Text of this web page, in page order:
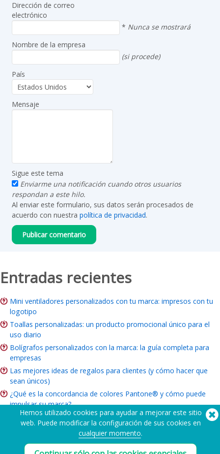
Dirección de correo
electrónico
* Nunca se mostrará
Nombre de la empresa
(si procede)
País
Mensaje
Sigue este tema
Enviarme una notificación cuando otros usuarios
respondan a este hilo.
Al enviar este formulario, sus datos serán procesados de
acuerdo con nuestra política de privacidad.
Entradas recientes
Mini ventiladores personalizados con tu marca: impresos con tu
logotipo
Toallas personalizadas: un producto promocional único para el
uso diario
Bolígrafos personalizados con la marca: la guía completa para
empresas
Las mejores ideas de regalos para clientes (y cómo hacer que
sean únicos)
¿Qué es la concordancia de colores Pantone® y cómo puede
impulsar su marca?
ROI del merchandising de marca: ¿Vale la pena para su empresa?
Guía de artículos benéficos: Ideas, presupuesto y cómo hacer
Hemos utilizado cookies para ayudar a mejorar este sitio
web. Puede modificar la configuración de sus cookies en
cualquier momento.